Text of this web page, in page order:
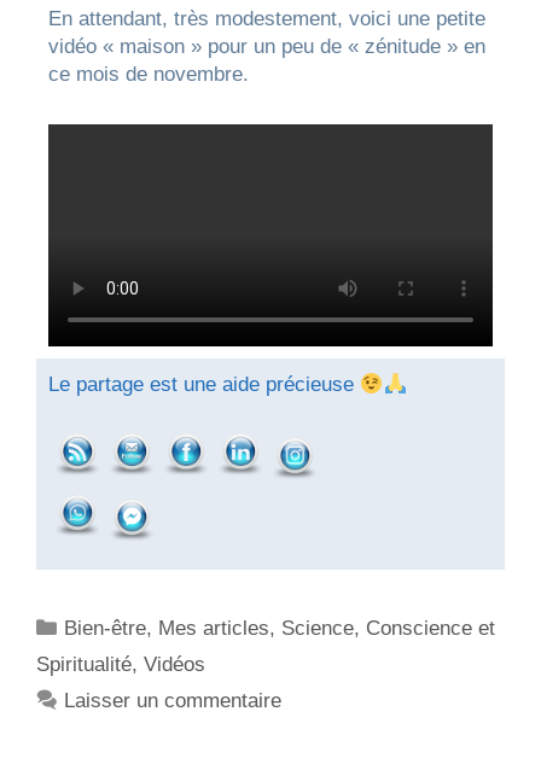
En attendant, très modestement, voici une petite
vidéo « maison » pour un peu de « zénitude » en
ce mois de novembre.
Le partage est une aide précieuse
Bien-être, Mes articles, Science, Conscience et
Spiritualité, Vidéos
Laisser un commentaire